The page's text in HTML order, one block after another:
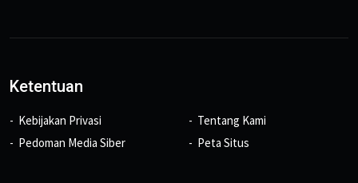
Ketentuan
Kebijakan Privasi
Pedoman Media Siber
Tentang Kami
Peta Situs